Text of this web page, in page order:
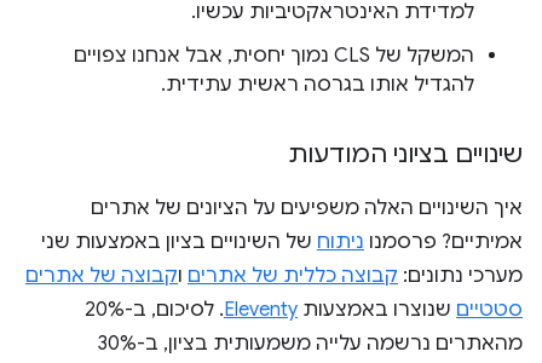
למדידת האינטראקטיביות עכשיו.
המשקל של CLS נמוך יחסית, אבל אנחנו צפויים
להגדיל אותו בגרסה ראשית עתידית.
שינויים בציוני המודעות
איך השינויים האלה משפיעים על הציונים של אתרים
אמיתיים? פרסמנו ניתוח של השינויים בציון באמצעות שני
מערכי נתונים: קבוצה כללית של אתרים וקבוצה של אתרים
סטטיים שנוצרו באמצעות Eleventy
. לסיכום, ב-20%
מהאתרים נרשמה עלייה משמעותית בציון, ב-30%